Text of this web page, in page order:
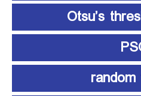
Otsu’s